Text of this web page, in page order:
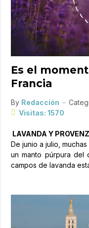
Es el
Francia
By Redacción
Visitas: 1570
LAVANDA Y
De junio a julio,
un manto púrpura del
campos de lavanda